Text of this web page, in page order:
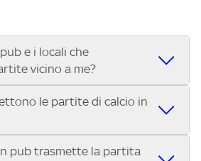
e i locali che
vicino a me?
ristorante o locale vicino a te per
A ENILIVE, la Serie C Sky Wifi, la
la UEFA Europa League, la UEFA
la Formula 1®, la MotoGP™ e
le partite di calcio in
pub o ristoranti mostrano le partite
pub trasmette la partita